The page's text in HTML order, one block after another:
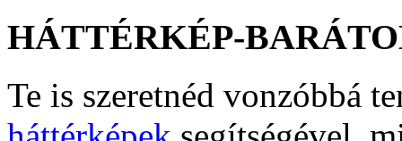
HÁTTÉRKÉP-
Te is szeretnéd vonzóbbá